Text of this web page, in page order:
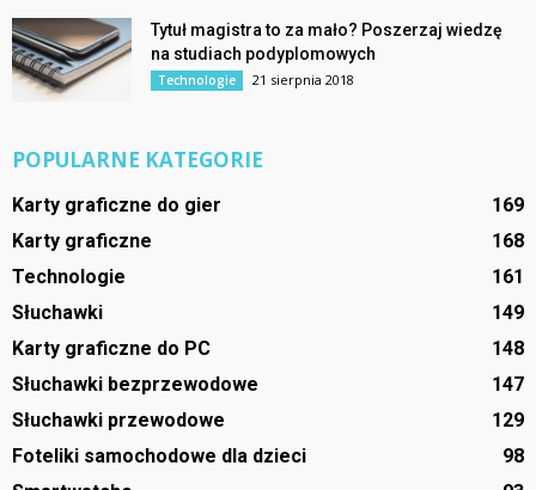
Tytuł magistra to za mało? Poszerzaj wiedzę
na studiach podyplomowych
Technologie 21 sierpnia 2018
POPULARNE KATEGORIE
Karty graficzne do gier
169
Karty graficzne
168
Technologie
161
Słuchawki
149
Karty graficzne do PC
148
Słuchawki bezprzewodowe
147
Słuchawki przewodowe
129
Foteliki samochodowe dla dzieci
98